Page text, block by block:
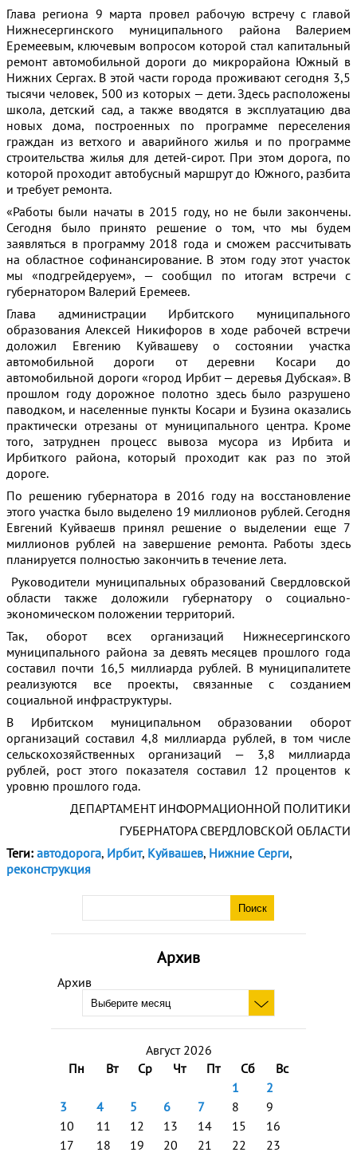
Архив
Архив
Август 2026
Пн
Вт Ср Чт Пт Сб
Вс
1
2
3
4 5 6 7 8
9
10
11 12 13 14 15
16
17
18 19 20 21 22
23
Глава региона 9 марта провел рабочую встречу с главой
Нижнесергинского муниципального района Валерием
Еремеевым, ключевым вопросом которой стал капитальный
ремонт автомобильной дороги до микрорайона Южный в
Нижних Сергах. В этой части города проживают сегодня 3,5
тысячи человек, 500 из которых — дети. Здесь расположены
школа, детский сад, а также вводятся в эксплуатацию два
новых дома, построенных по программе переселения
граждан из ветхого и аварийного жилья и по программе
строительства жилья для детей-сирот. При этом дорога, по
которой проходит автобусный маршрут до Южного, разбита
и требует ремонта.
«Работы были начаты в 2015 году, но не были закончены.
Сегодня было принято решение о том, что мы будем
заявляться в программу 2018 года и сможем рассчитывать
на областное софинансирование. В этом году этот участок
мы «подгрейдеруем», — сообщил по итогам встречи с
губернатором Валерий Еремеев.
Глава администрации Ирбитского муниципального
образования Алексей Никифоров в ходе рабочей встречи
доложил Евгению Куйвашеву о состоянии участка
автомобильной дороги от деревни Косари до
автомобильной дороги «город Ирбит — деревья Дубская». В
прошлом году дорожное полотно здесь было разрушено
паводком, и населенные пункты Косари и Бузина оказались
практически отрезаны от муниципального центра. Кроме
того, затруднен процесс вывоза мусора из Ирбита и
Ирбиткого района, который проходит как раз по этой
дороге.
По решению губернатора в 2016 году на восстановление
этого участка было выделено 19 миллионов рублей. Сегодня
Евгений Куйваешв принял решение о выделении еще 7
миллионов рублей на завершение ремонта. Работы здесь
планируется полностью закончить в течение лета.
Руководители муниципальных образований Свердловской
области также доложили губернатору о социально-
экономическом положении территорий.
Так, оборот всех организаций Нижнесергинского
муниципального района за девять месяцев прошлого года
составил почти 16,5 миллиарда рублей. В муниципалитете
реализуются все проекты, связанные с созданием
социальной инфраструктуры.
В Ирбитском муниципальном образовании оборот
организаций составил 4,8 миллиарда рублей, в том числе
сельскохозяйственных организаций — 3,8 миллиарда
рублей, рост этого показателя составил 12 процентов к
уровню прошлого года.
ДЕПАРТАМЕНТ ИНФОРМАЦИОННОЙ ПОЛИТИКИ
ГУБЕРНАТОРА СВЕРДЛОВСКОЙ ОБЛАСТИ
Теги: автодорога, Ирбит, Куйвашев, Нижние Серги,
реконструкция